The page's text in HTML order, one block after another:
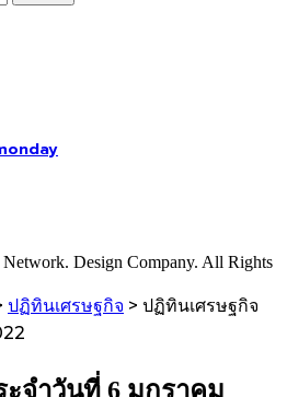
Design Company. All Rights
ปฏิทินเศรษฐกิจ > ปฏิทินเศรษฐกิจ
จำวันที่ 6 มกราคม